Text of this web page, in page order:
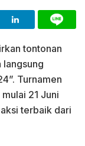
tontonan
langsung
Turnamen
21 Juni
terbaik dari